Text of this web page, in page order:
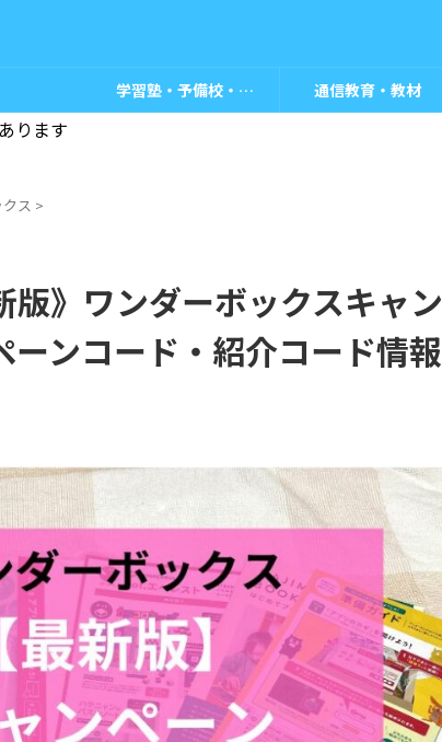
学習塾・予備校・教室 通信教育・教材
ります
ス >
版》ワンダーボックスキャン
ーンコード・紹介コード情報